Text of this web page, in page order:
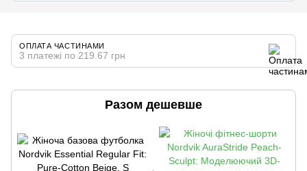
ОПЛАТА ЧАСТИНАМИ
3 платежі по 219.67 грн
Разом дешевше